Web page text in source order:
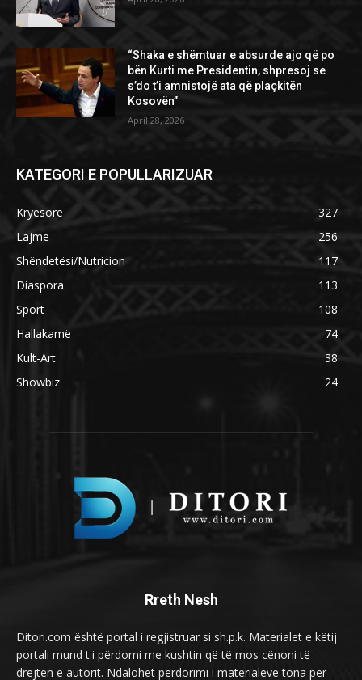
“Shaka e shëmtuar e absurde ajo që po
bën Kurti me Presidentin, shpresoj se
s’do t’i amnistojë ata që plaçkitën
Kosovën”
April 28, 2026
KATEGORI E POPULLARIZUAR
Kryesore
327
Lajme
256
Shëndetësi/Nutricion
117
Diaspora
113
Sport
108
Hallakamë
74
Kult-Art
38
Showbiz
24
Rreth Nesh
Ditori.com është portal i regjistruar si sh.p.k. Materialet e këtij
portali mund t'i përdorni me kushtin që të mos cënoni të
drejtën e autorit. Ndalohet përdorimi i materialeve tona për